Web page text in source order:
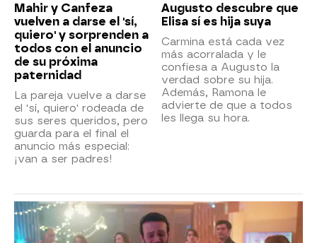
Mahir y Canfeza
vuelven a darse el 'sí,
quiero' y sorprenden a
todos con el anuncio
de su próxima
paternidad
La pareja vuelve a darse
el 'sí, quiero' rodeada de
sus seres queridos, pero
guarda para el final el
anuncio más especial:
¡van a ser padres!
Augusto descubre que
Elisa sí es hija suya
Carmina está cada vez
más acorralada y le
confiesa a Augusto la
verdad sobre su hija.
Además, Ramona le
advierte de que a todos
les llega su hora.